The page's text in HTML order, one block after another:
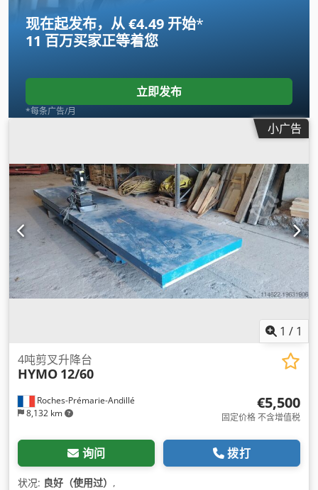
现在起发布，从 €4.49 开始*
11 百万买家正等着您
立即发布
*每条广告/月
小广告
1 / 1
Roches-Prémarie-Andillé
8,132 km
4吨剪叉升降台
HYMO 12/60
€5,500
固定价格 不含增值税
询问 拨打
状况: 良好（使用过） ,